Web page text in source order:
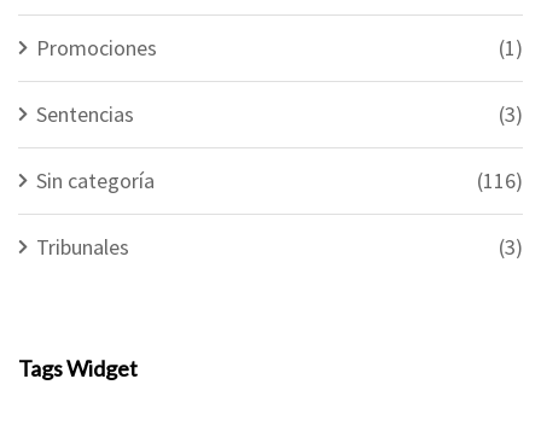
Promociones (1)
Sentencias (3)
Sin categoría (116)
Tribunales (3)
Tags Widget